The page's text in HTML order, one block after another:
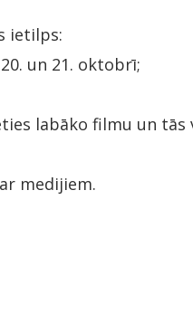
ietilps:
un 21. oktobrī;
labāko filmu un tās
medijiem.